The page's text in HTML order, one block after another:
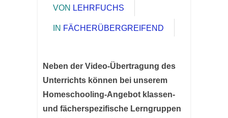
VON LEHRFUCHS
IN FÄCHERÜBERGREIFEND
Neben der Video-Übertragung des
Unterrichts können bei unserem
Homeschooling-Angebot klassen-
und fächerspezifische Lerngruppen